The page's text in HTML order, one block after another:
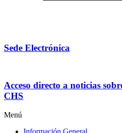
Sede Electrónica
Acceso directo a noticias
CHS
Menú
Información General